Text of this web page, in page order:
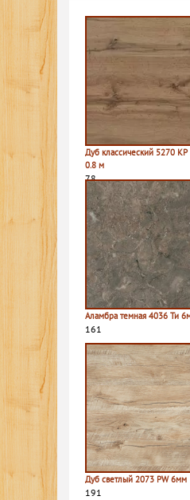
Дуб классический 5270
0.8 м
78
Аламбра темная 4036 Ти
161
Дуб светлый 2073 PW 6мм
191